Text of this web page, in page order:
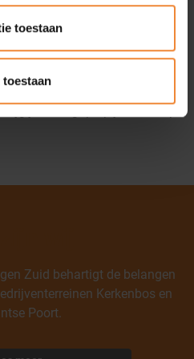
toestaan
toestaan
bouwen we aan het
persoonlijke aandacht en
Zuid behartigt de belangen
Kerkenbos en
Poort.